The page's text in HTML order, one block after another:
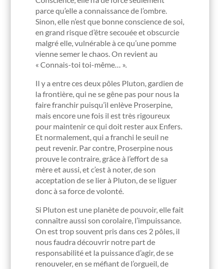
parce qu’elle a connaissance de l’ombre.
Sinon, elle n’est que bonne conscience de soi,
en grand risque d’être secouée et obscurcie
malgré elle, vulnérable à ce qu’une pomme
vienne semer le chaos. On revient au
« Connais-toi toi-même… ».
Il y a entre ces deux pôles Pluton, gardien de
la frontière, qui ne se gêne pas pour nous la
faire franchir puisqu’il enlève Proserpine,
mais encore une fois il est très rigoureux
pour maintenir ce qui doit rester aux Enfers.
Et normalement, qui a franchi le seuil ne
peut revenir. Par contre, Proserpine nous
prouve le contraire, grâce à l’effort de sa
mère et aussi, et c’est à noter, de son
acceptation de se lier à Pluton, de se liguer
donc à sa force de volonté.
Si Pluton est une planète de pouvoir, elle fait
connaître aussi son corolaire, l’impuissance.
On est trop souvent pris dans ces 2 pôles, il
nous faudra découvrir notre part de
responsabilité et la puissance d’agir, de se
renouveler, en se méfiant de l’orgueil, de